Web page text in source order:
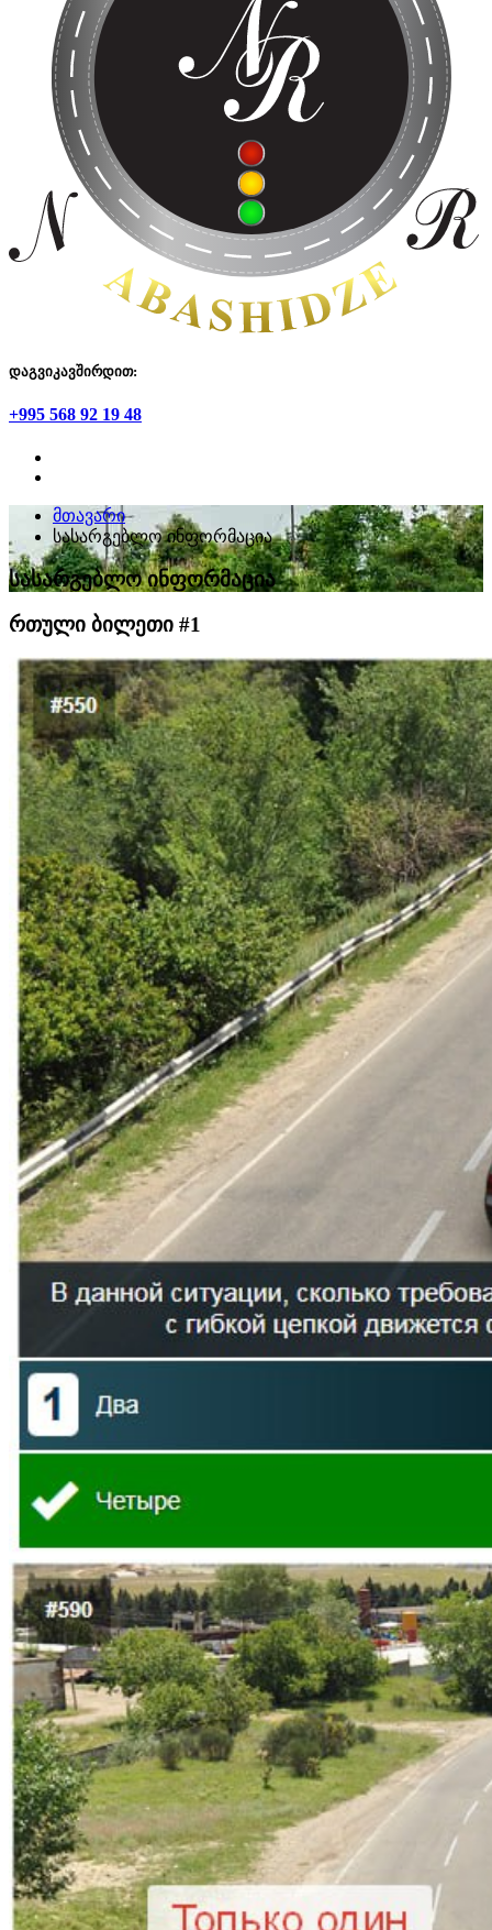
დაგვიკავშირდით:
+995 568 92 19 48
მთავარი
სასარგებლო ინფორმაცია
სასარგებლო ინფორმაცია
რთული ბილეთი #1